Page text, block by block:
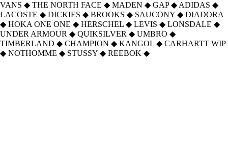
VANS ◆ THE NORTH FACE ◆ MADEN ◆ GAP ◆ ADIDAS ◆
LACOSTE ◆ DICKIES ◆ BROOKS ◆ SAUCONY ◆ DIADORA
◆ HOKA ONE ONE ◆ HERSCHEL ◆ LEVIS ◆ LONSDALE ◆
UNDER ARMOUR ◆ QUIKSILVER ◆ UMBRO ◆
TIMBERLAND ◆ CHAMPION ◆ KANGOL ◆ CARHARTT WIP
◆ NOTHOMME ◆ STUSSY ◆ REEBOK ◆